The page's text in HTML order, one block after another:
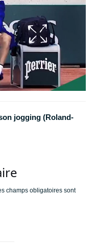
jogging (Roland-
champs obligatoires sont